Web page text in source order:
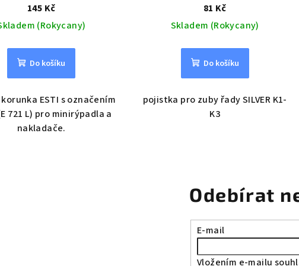
145 Kč
(Rokycany)
Do košíku
ESTI s označením
721 L) pro minirýpadla a
nakladače.
81 Kč
Skladem (Rokycany)
Do košíku
pojistka pro zuby řady SILVER K1-
K3
Odebírat
E-mail
Vložením e-mailu